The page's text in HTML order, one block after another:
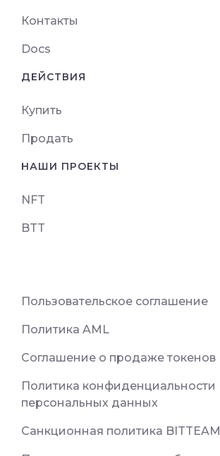
Контакты
Docs
ДЕЙСТВИЯ
Купить
Продать
НАШИ ПРОЕКТЫ
NFT
BTT
Пользовательское соглашение
Политика AML
Соглашение о продаже токенов
Политика конфиденциальности
персональных данных
Санкционная политика BITTEAM